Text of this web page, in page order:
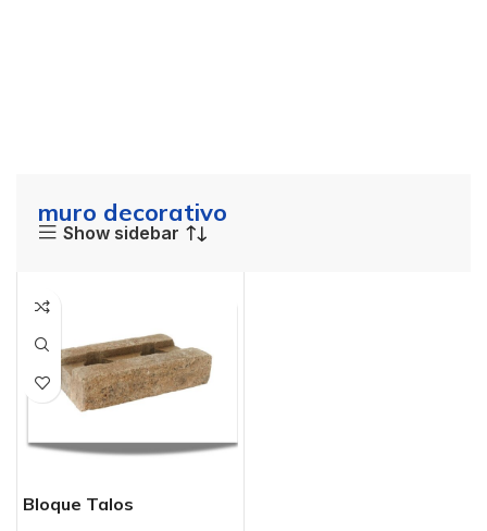
muro decorativo
Show sidebar
Bloque Talos